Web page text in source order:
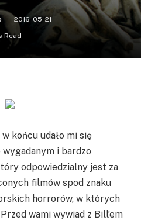
2016-05-21
Read
końcu udało mi się
i bardzo
odpowiedzialny jest za
filmów spod znaku
horrorów, w których
wami wywiad z Bill’em